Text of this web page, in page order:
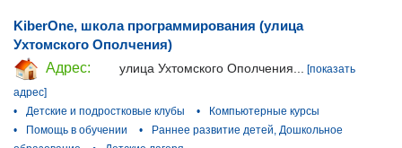
KiberOne, школа программирования (улица
Ухтомского Ополчения)
Адрес:
улица Ухтомского Ополчения...
[показать
адрес]
•
Детские и подростковые клубы •
Компьютерные курсы
•
Помощь в обучении •
Раннее развитие детей, Дошкольное